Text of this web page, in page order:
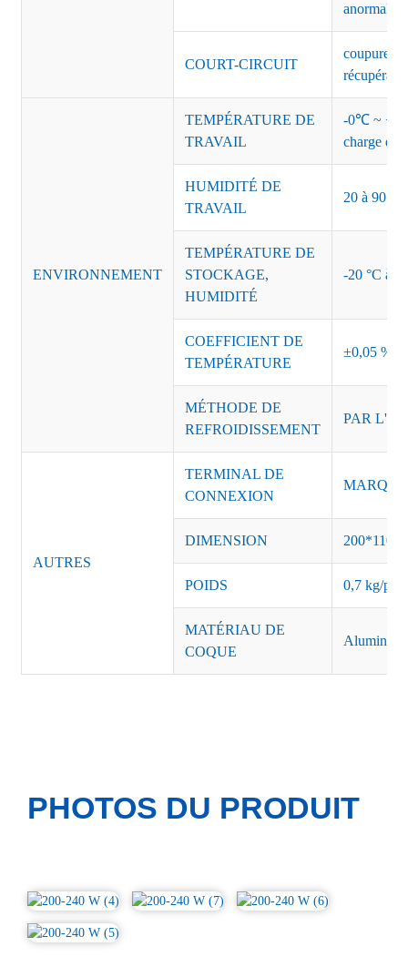
anormales
COURT-CIRCUIT
coupure
ENVIRONNEMENT
TEMPÉRATURE DE
TRAVAIL
-0℃ ~
charge de
HUMIDITÉ DE
TRAVAIL
20 à 90 %
TEMPÉRATURE DE
STOCKAGE,
HUMIDITÉ
-20 °C à
COEFFICIENT DE
TEMPÉRATURE
±0,05 %/
MÉTHODE DE
REFROIDISSEMENT
PAR
AUTRES
TERMINAL DE
CONNEXION
DIMENSION
POIDS 0,7 kg/
MATÉRIAU DE
COQUE
Aluminium
PHOTOS DU PRODUIT